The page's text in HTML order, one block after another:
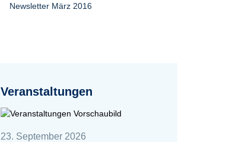
Newsletter März 2016
Veranstaltungen
23. September 2026